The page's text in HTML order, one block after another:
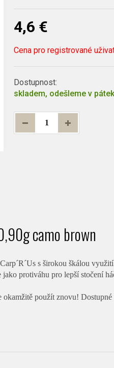
4,6 €
Cena pro registrované
Dostupnost:
skladem, odešleme v
camo brown
s širokou škálou
protiváhu pro lepší stočení
použít znovu!